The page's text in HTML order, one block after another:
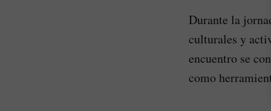
Durante la
culturales y
encuentro se
como